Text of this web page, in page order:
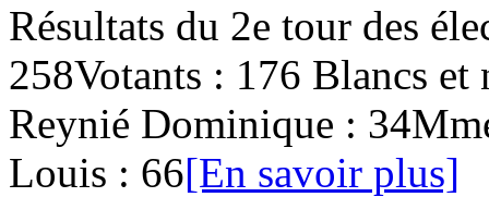
Résultats du 2e tour des
258Votants : 176 Blancs
Reynié Dominique :
Louis : 66[En savoir plus]